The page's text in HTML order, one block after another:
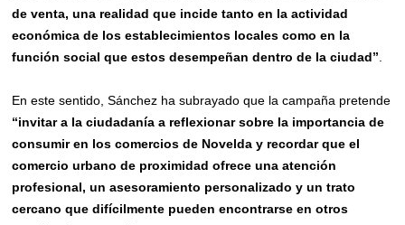
de venta, una realidad que incide tanto en la actividad
económica de los establecimientos locales como en la
función social que estos desempeñan dentro de la ciudad”
En este sentido, Sánchez ha subrayado que la campaña pretende
“invitar a la ciudadanía a reflexionar sobre la importancia de
consumir en los comercios de Novelda y recordar que el
comercio urbano de proximidad ofrece una atención
profesional, un asesoramiento personalizado y un trato
cercano que difícilmente pueden encontrarse en otros